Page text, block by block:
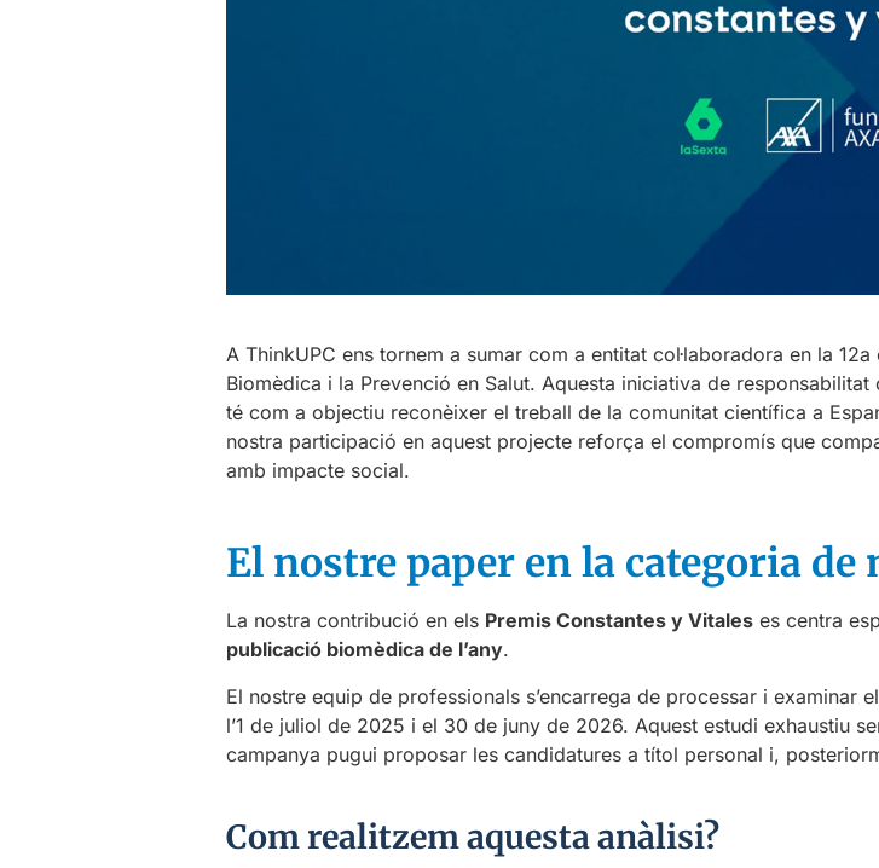
A ThinkUPC ens tornem a sumar com a entitat col·laboradora en la
Biomèdica i la Prevenció en Salut. Aquesta iniciativa de
té com a objectiu reconèixer el treball de la comunitat científica a
nostra participació en aquest projecte reforça el compromís que
amb impacte social.
El nostre paper en la categoria
La nostra contribució en els Premis Constantes y Vitales es centra
publicació biomèdica de l’any.
El nostre equip de professionals s’encarrega de processar i examinar
l’1 de juliol de 2025 i el 30 de juny de 2026. Aquest estudi exhaustiu
campanya pugui proposar les candidatures a títol personal i,
Com realitzem aquesta anàlisi?